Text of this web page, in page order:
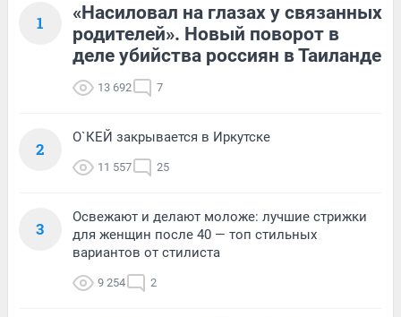
1
«Насиловал на глазах у связанных
родителей». Новый поворот в
деле убийства россиян в Таиланде
13 692 7
2
О`КЕЙ закрывается в Иркутске
11 557 25
3
Освежают и делают моложе: лучшие стрижки
для женщин после 40 — топ стильных
вариантов от стилиста
9 254 2